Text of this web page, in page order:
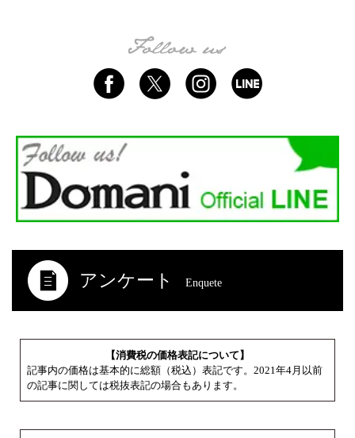
アンケート Enquete
【消費税の価格表記について】
記事内の価格は基本的に総額（税込）表記です。2021年4月以前
の記事に関しては税抜表記の場合もあります。